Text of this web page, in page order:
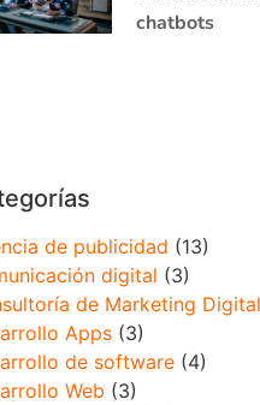
chatbots
de publicidad (13)
digital (3)
de Marketing Digital
Apps(3)
de software(4)
Web (3)